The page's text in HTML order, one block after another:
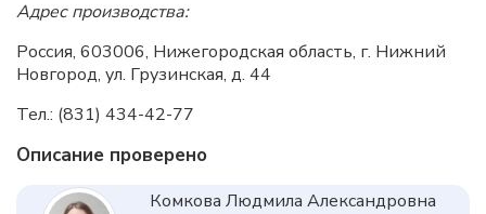
Адрес производства:
Россия, 603006, Нижегородская область, г. Нижний
Новгород, ул. Грузинская, д. 44
Тел.: (831) 434-42-77
Описание проверено
Комкова Людмила Александровна